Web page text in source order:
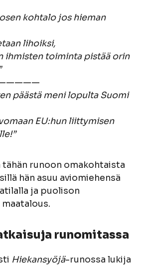
kohtalo jos hieman
lihoiksi,
ihmisten toiminta pistää orin
päästä meni lopulta Suomi
EU:hun liittymisen
tähän runoon omakohtaista
hän asuu aviomiehensä
ja puolison
runomitassa
Hiekansyöjä-runossa lukija